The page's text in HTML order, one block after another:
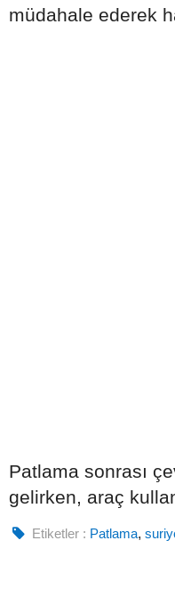
müdahale ederek
Patlama sonrası
gelirken, araç
Etiketler : Patlama,